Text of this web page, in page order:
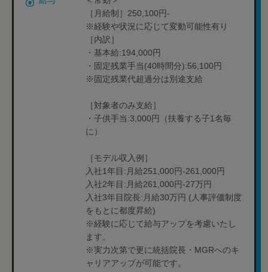
［月給制］250,100円-
※経験や状況に応じて変動可能性有り
［内訳］
・基本給:194,000円
・固定残業手当(40時間分):56,100円
※固定残業代超過分は別途支給
［対象者のみ支給］
・子供手当:3,000円（扶養する子1名毎
に）
［モデル収入例］
入社1年目:月給251,000円-261,000円
入社2年目:月給261,000円-27万円
入社3年目院長:月給30万円 (人事評価制度
をもとに都度昇給)
※経験に応じて給与アップを考慮いたし
ます。
※実力次第で更に統括院長・MGRへのキ
ャリアアップが可能です。